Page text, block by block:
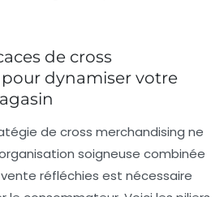
de cross
dynamiser votre
de cross merchandising ne
soigneuse combinée
réfléchies est nécessaire